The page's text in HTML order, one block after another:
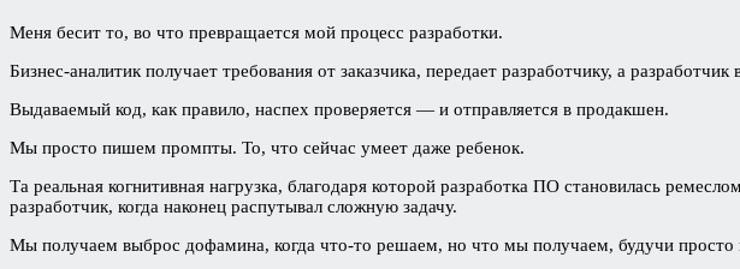
Меня бесит то, во что превращается мой процесс разработки.
Бизнес-аналитик получает требования от заказчика, передает разработчику, а
Выдаваемый код, как правило, наспех проверяется — и отправляется в продакшен.
Мы просто пишем промпты. То, что сейчас умеет даже ребенок.
Та реальная когнитивная нагрузка, благодаря которой разработка ПО становилась
разработчик, когда наконец распутывал сложную задачу.
Мы получаем выброс дофамина, когда что-то решаем, но что мы получаем, будучи